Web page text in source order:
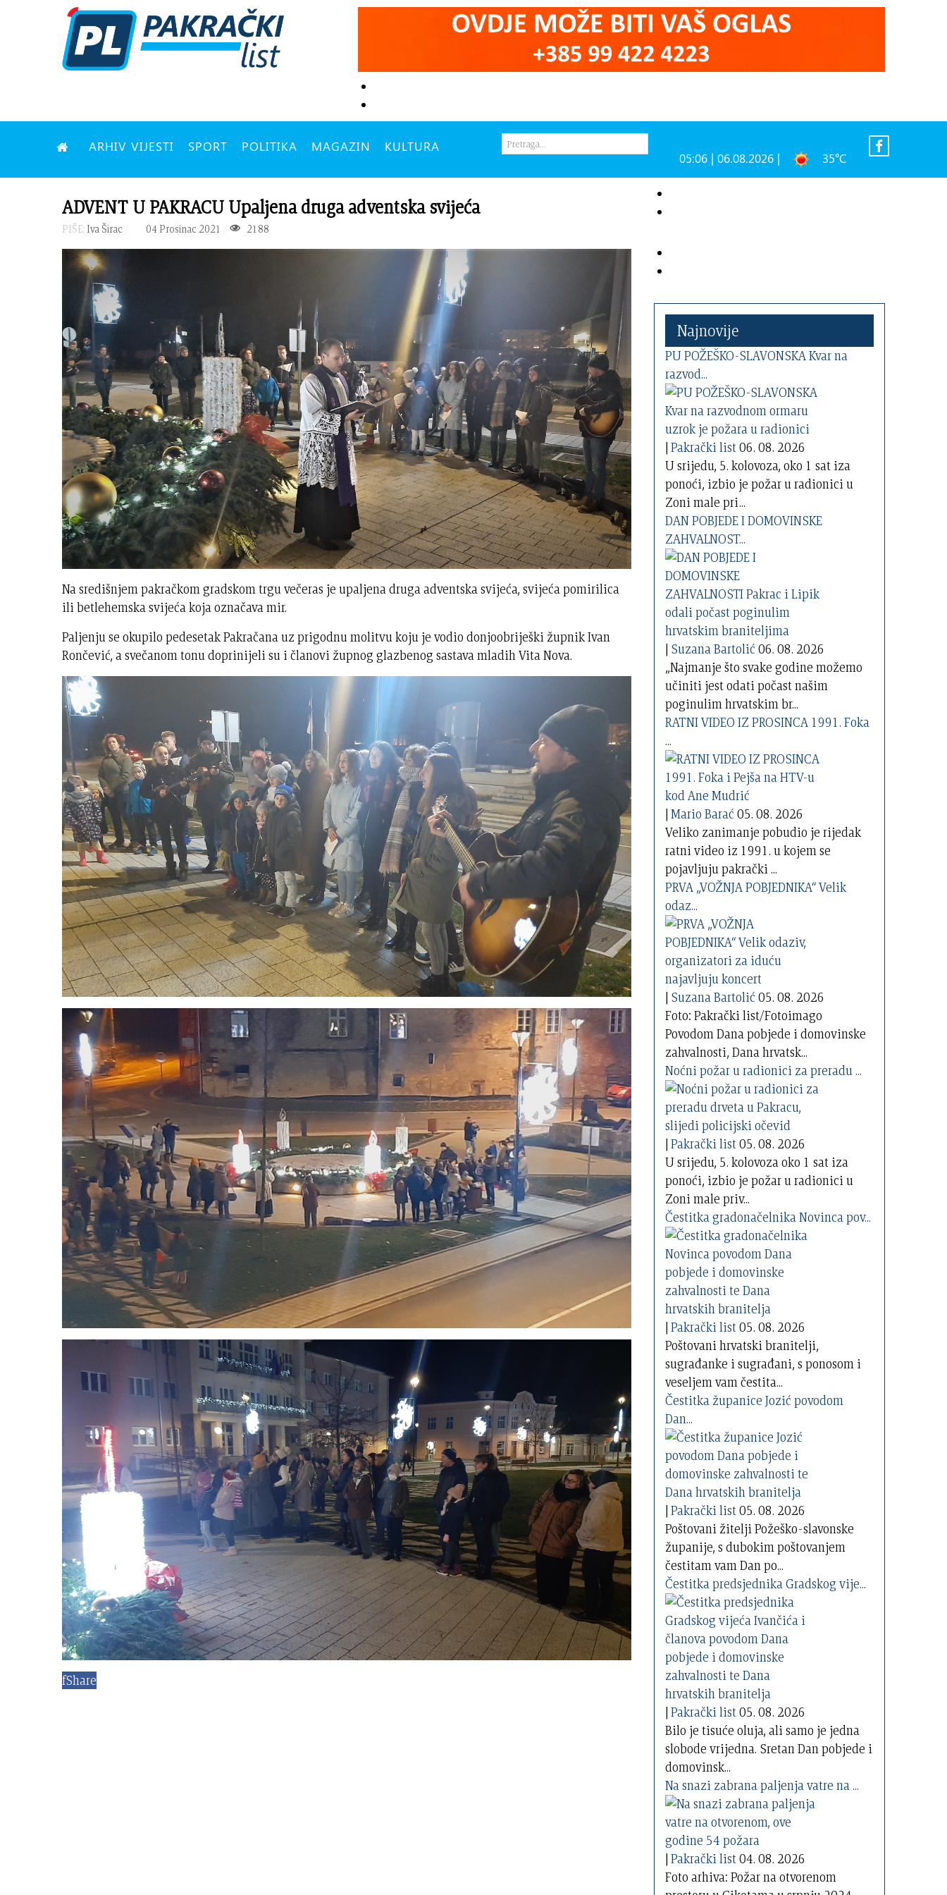
ARHIV VIJESTI SPORT POLITIKA MAGAZIN KULTURA
05:06 | 06.08.2026 | 35°C
ADVENT U PAKRACU Upaljena druga adventska svijeća
PIŠE: Iva Širac 04 Prosinac 2021 2188
Na središnjem pakračkom gradskom trgu večeras je upaljena druga adventska svijeća, svijeća pomirilica
ili betlehemska svijeća koja označava mir.
Paljenju se okupilo pedesetak Pakračana uz prigodnu molitvu koju je vodio donjoobriješki župnik Ivan
Rončević, a svečanom tonu doprinijeli su i članovi župnog glazbenog sastava mladih Vita Nova.
fShare
Najnovije
PU POŽEŠKO-SLAVONSKA Kvar na
razvod...
|Pakrački list06. 08. 2026
U srijedu, 5. kolovoza, oko 1 sat iza
ponoći, izbio je požar u radionici u
Zoni male pri...
DAN POBJEDE I DOMOVINSKE
ZAHVALNOST...
| Suzana Bartolić 06. 08. 2026
„Najmanje što svake godine možemo
učiniti jest odati počast našim
poginulim hrvatskim br...
RATNI VIDEO IZ PROSINCA 1991. Foka
...
|Mario Barać 05. 08. 2026
Veliko zanimanje pobudio je rijedak
ratni video iz 1991. u kojem se
pojavljuju pakrački ...
PRVA „VOŽNJA POBJEDNIKA“ Velik
odaz...
| Suzana Bartolić 05. 08. 2026
Foto: Pakrački list/Fotoimago
Povodom Dana pobjede i domovinske
zahvalnosti, Dana hrvatsk...
Noćni požar u radionici za preradu ...
|Pakrački list05. 08. 2026
U srijedu, 5. kolovoza oko 1 sat iza
ponoći, izbio je požar u radionici u
Zoni male priv...
Čestitka gradonačelnika Novinca pov...
|Pakrački list05. 08. 2026
Poštovani hrvatski branitelji,
sugrađanke i sugrađani, s ponosom i
veseljem vam čestita...
Čestitka županice Jozić povodom
Dan...
|Pakrački list05. 08. 2026
Poštovani žitelji Požeško-slavonske
županije, s dubokim poštovanjem
čestitam vam Dan po...
Čestitka predsjednika Gradskog vije...
|Pakrački list05. 08. 2026
Bilo je tisuće oluja, ali samo je jedna
slobode vrijedna. Sretan Dan pobjede i
domovinsk...
Na snazi zabrana paljenja vatre na ...
|Pakrački list04. 08. 2026
Foto arhiva: Požar na otvorenom